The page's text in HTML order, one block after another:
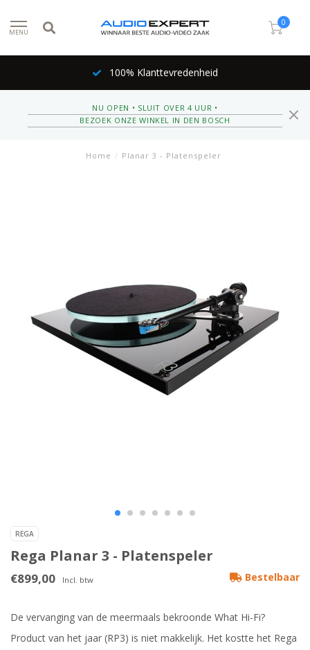
MENU
0
100% Klanttevredenheid
NU OPEN • SLUIT OVER 4 UUR •
BEZOEK ONZE WINKEL IN DEN BOSCH
Home / Planar 3 - Platenspeler
REGA
Rega Planar 3 - Platenspeler
€899,00 Incl. btw Bestelbaar
De vervanging van de meermaals bekroonde What Hi-Fi?
Product van het jaar (RP3) is niet makkelijk. Het kostte het Rega